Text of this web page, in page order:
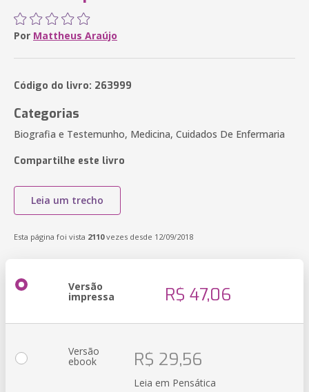
Por Mattheus Araújo
Código do livro: 263999
Categorias
Biografia e Testemunho, Medicina, Cuidados De Enfermaria
Compartilhe este livro
Leia um trecho
Esta página foi vista 2110vezes desde 12/09/2018
Versão
impressa R$ 47,06
Versão
ebook R$ 29,56
Leia em Pensática